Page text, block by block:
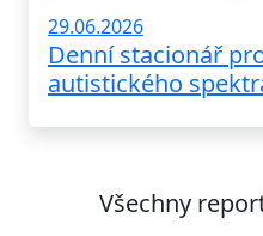
29.06.2026
Denní stacionář
autistického
Všechny